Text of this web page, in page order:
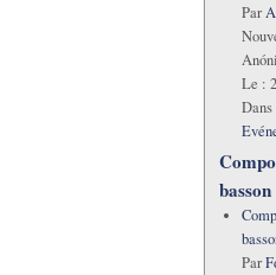
Par
Le :
basson
Par